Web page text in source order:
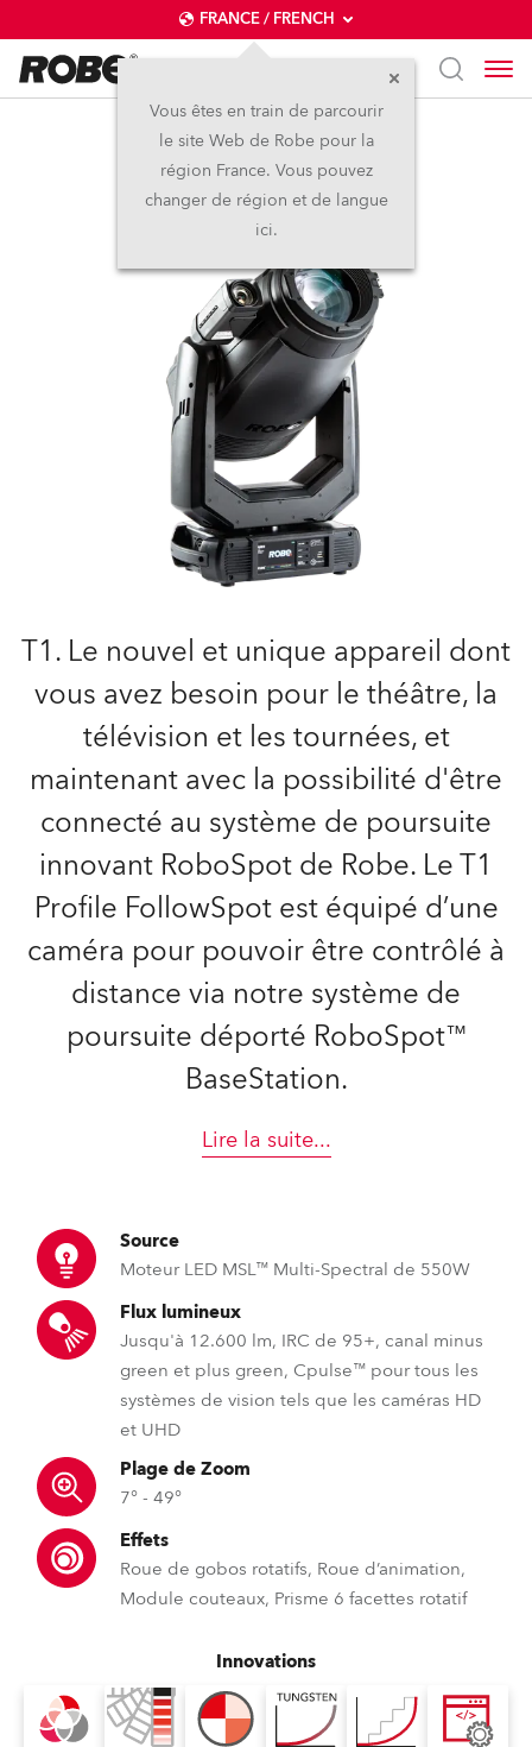
FRANCE / FRENCH
Vous êtes en train de parcourir
le site Web de Robe pour la
région France. Vous pouvez
changer de région et de langue
ici.
T1 Profile FS™
T1. Le nouvel et unique appareil dont
vous avez besoin pour le théâtre, la
télévision et les tournées, et
maintenant avec la possibilité d'être
connecté au système de poursuite
innovant RoboSpot de Robe. Le T1
Profile FollowSpot est équipé d’une
caméra pour pouvoir être contrôlé à
distance via notre système de
poursuite déporté RoboSpot™
BaseStation.
Lire la suite...
Source
Moteur LED MSL™ Multi-Spectral de 550W
Flux lumineux
Jusqu'à 12.600 lm, IRC de 95+, canal minus
green et plus green, Cpulse™ pour tous les
systèmes de vision tels que les caméras HD
et UHD
Plage de Zoom
7° - 49°
Effets
Roue de gobos rotatifs, Roue d’animation,
Module couteaux, Prisme 6 facettes rotatif
Innovations